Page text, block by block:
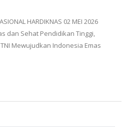
HARDIKNAS 02 MEI 2026
dan Sehat Pendidikan Tinggi,
Mewujudkan Indonesia Emas